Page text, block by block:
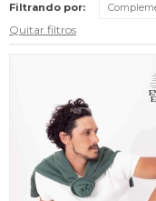
Filtrando por:
Quitar filtros